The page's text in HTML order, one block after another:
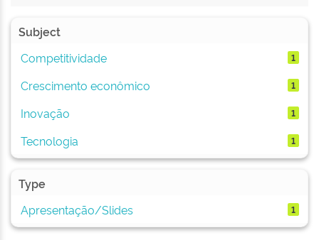
Subject
Competitividade
1
Crescimento econômico 1
Inovação 1
Tecnologia 1
Type
Apresentação/Slides
1